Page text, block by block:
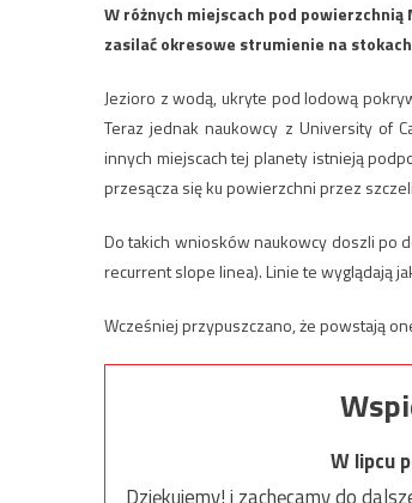
W różnych miejscach pod powierzchnią
zasilać okresowe strumienie na
Jezioro z wodą, ukryte pod lodową
Teraz jednak naukowcy z University of
innych miejscach tej planety istnieją
przesącza się ku powierzchni przez
Do takich wniosków naukowcy doszli po
recurrent slope linea). Linie te wyglądają
Wcześniej przypuszczano, że powstają
W lipcu
Dziękujemy! i zachęcamy do